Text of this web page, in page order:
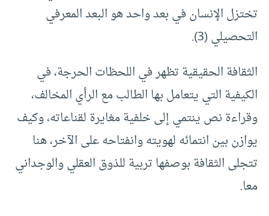
تختزل الإنسان في بعد واحد هو البعد المعرفي
التحصيلي (3).
الثقافة الحقيقية تظهر في اللحظات الحرجة، في
الكيفية التي يتعامل بها الطالب مع الرأي المخالف،
وقراءة نص ينتمي إلى خلفية مغايرة لقناعاته، وكيف
يوازن بين انتمائه لهويته وانفتاحه على الآخر، هنا
تتجلى الثقافة بوصفها تربية للذوق العقلي والوجداني
معا.